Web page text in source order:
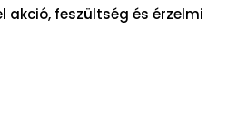
akció, feszültség és érzelmi